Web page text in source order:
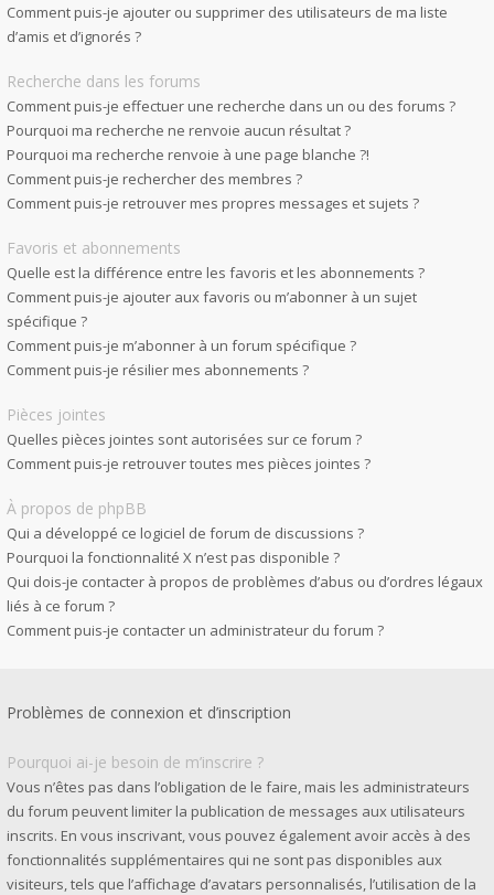
Comment puis-je ajouter ou supprimer des utilisateurs de ma liste
d’amis et d’ignorés ?
Recherche dans les forums
Comment puis-je effectuer une recherche dans un ou des forums ?
Pourquoi ma recherche ne renvoie aucun résultat ?
Pourquoi ma recherche renvoie à une page blanche ?!
Comment puis-je rechercher des membres ?
Comment puis-je retrouver mes propres messages et sujets ?
Favoris et abonnements
Quelle est la différence entre les favoris et les abonnements ?
Comment puis-je ajouter aux favoris ou m’abonner à un sujet
spécifique ?
Comment puis-je m’abonner à un forum spécifique ?
Comment puis-je résilier mes abonnements ?
Pièces jointes
Quelles pièces jointes sont autorisées sur ce forum ?
Comment puis-je retrouver toutes mes pièces jointes ?
À propos de phpBB
Qui a développé ce logiciel de forum de discussions ?
Pourquoi la fonctionnalité X n’est pas disponible ?
Qui dois-je contacter à propos de problèmes d’abus ou d’ordres légaux
liés à ce forum ?
Comment puis-je contacter un administrateur du forum ?
Problèmes de connexion et d’inscription
Pourquoi ai-je besoin de m’inscrire ?
Vous n’êtes pas dans l’obligation de le faire, mais les administrateurs
du forum peuvent limiter la publication de messages aux utilisateurs
inscrits. En vous inscrivant, vous pouvez également avoir accès à des
fonctionnalités supplémentaires qui ne sont pas disponibles aux
visiteurs, tels que l’affichage d’avatars personnalisés, l’utilisation de la